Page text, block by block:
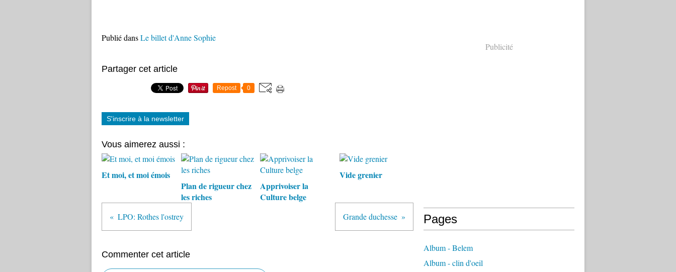
Publié dansLe billet d'Anne Sophie
Partager cet article
Repost 0
S'inscrire à la newsletter
Vous aimerez aussi :
Et moi, et moi émois
Plan de rigueur chez
les riches
Apprivoiser la
Culture belge
Vide grenier
LPO: Rothes l'ostrey Grande duchesse
Commenter cet article
Publicité
Pages
Album - Belem
Album - clin d'oeil